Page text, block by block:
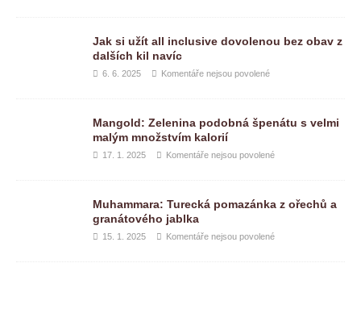
Jak si užít all inclusive dovolenou bez obav z
dalších kil navíc
6. 6. 2025 Komentáře nejsou povolené
Mangold: Zelenina podobná špenátu s velmi
malým množstvím kalorií
17. 1. 2025 Komentáře nejsou povolené
Muhammara: Turecká pomazánka z ořechů a
granátového jablka
15. 1. 2025 Komentáře nejsou povolené